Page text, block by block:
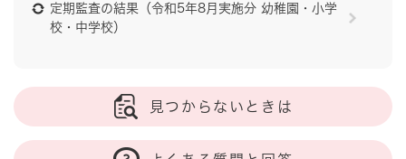
定期監査の結果（令和5年8月実施分 幼稚園・小学
校・中学校）
見つからないときは